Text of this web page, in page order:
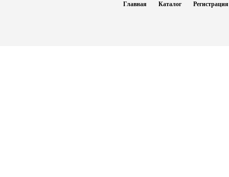
Главная Каталог